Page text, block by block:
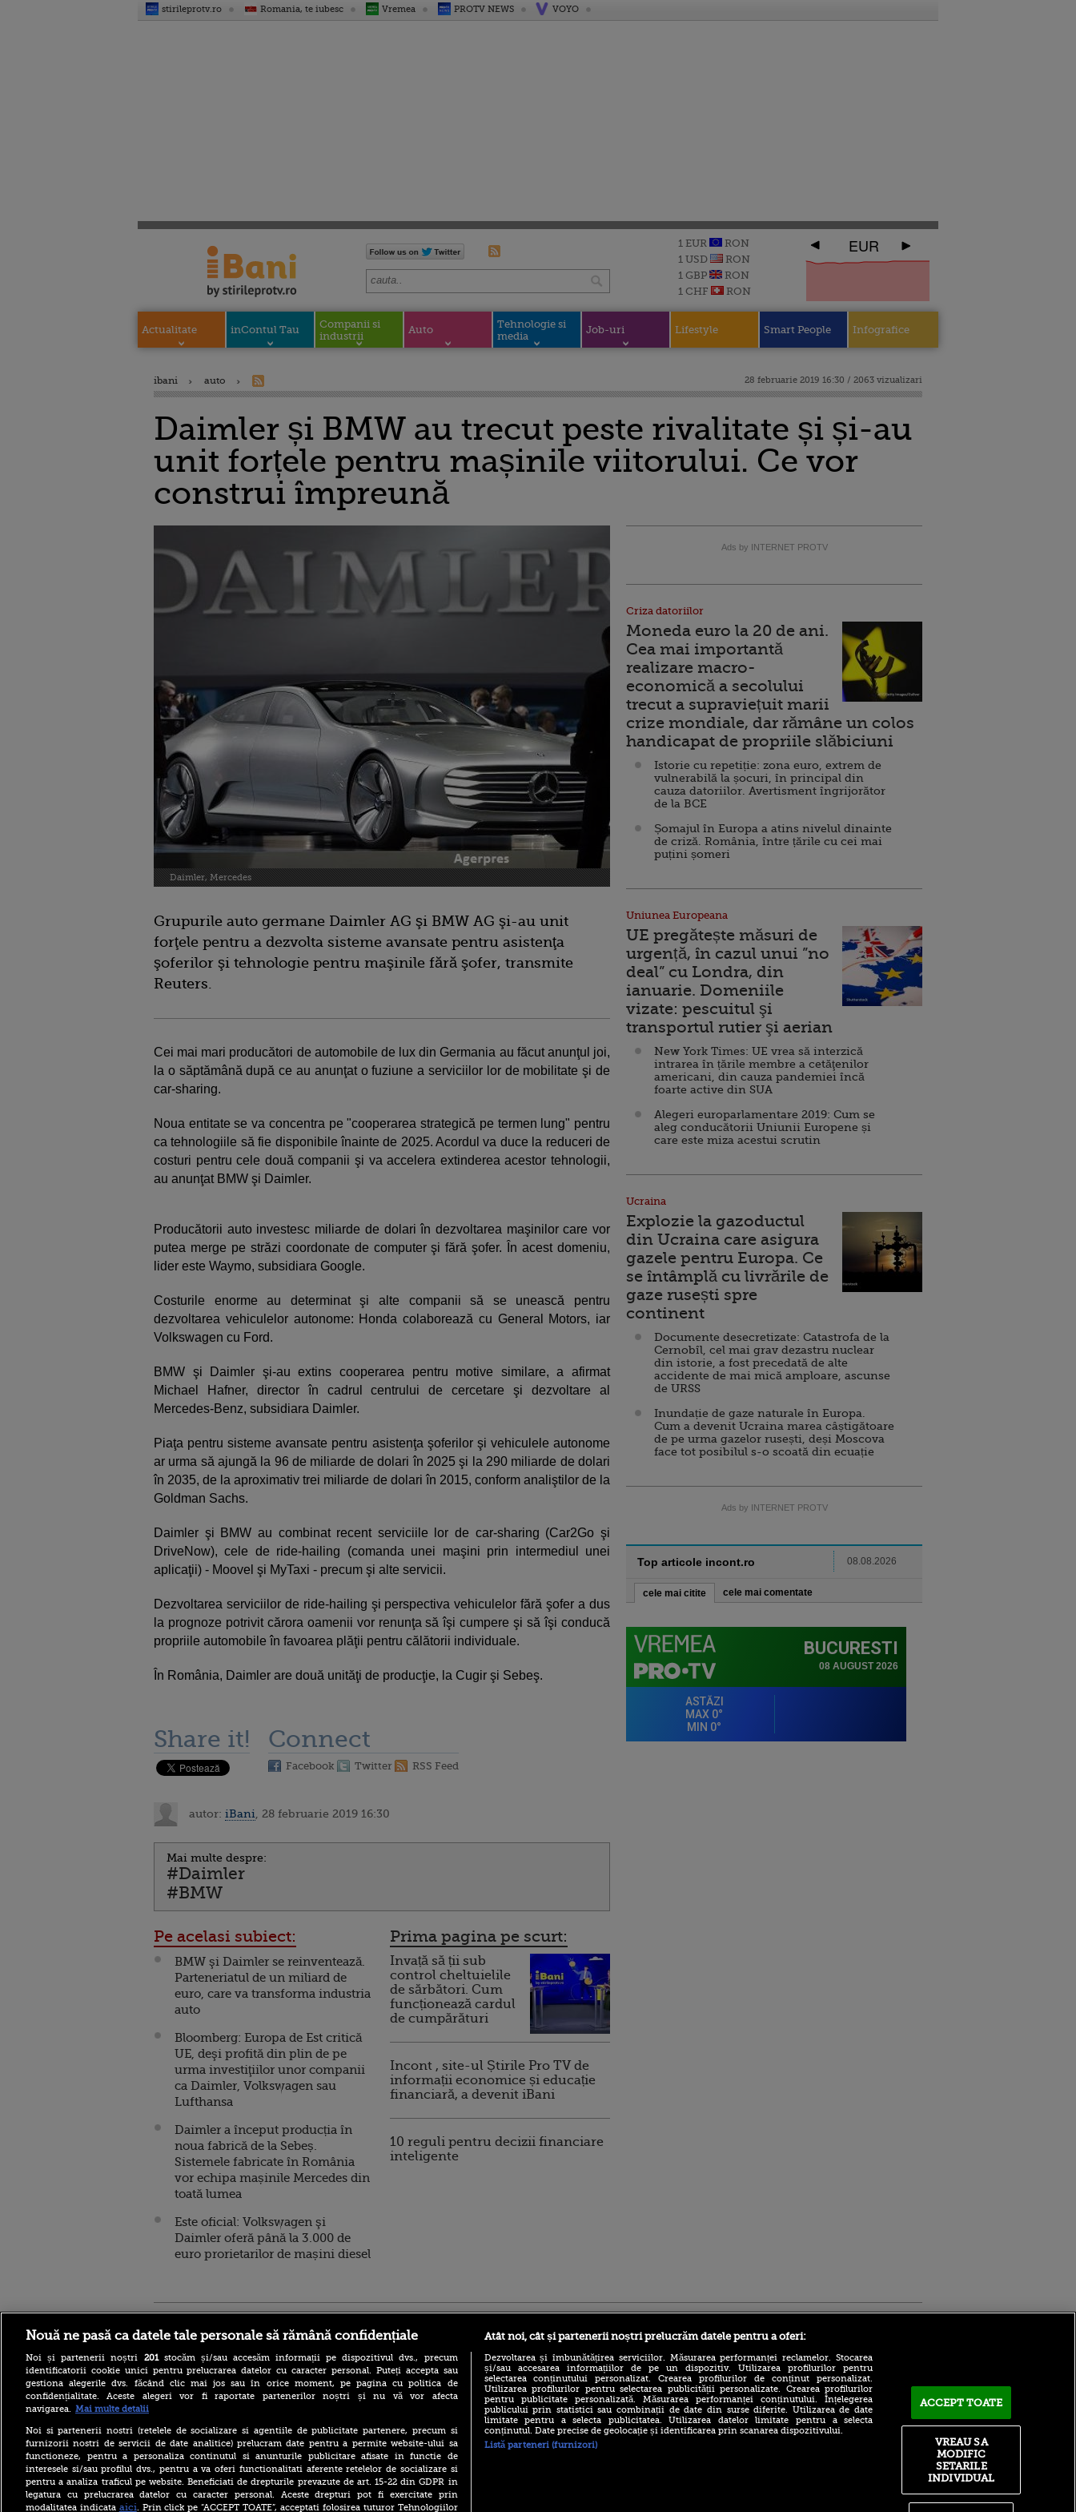
stirileprotv.ro Romania, te iubesc Vremea PROTV NEWS VOYO
1 EUR
RON
1 USD
RON
1 GBP
RON
1 CHF
RON
EUR
Actualitate inContul Tau
Companii si
industrii
Auto
Tehnologie si
media
Job-uri Lifestyle Smart People Infografice
ibani auto 28 februarie 2019 16:30 / 2063 vizualizari
Daimler și BMW au trecut peste rivalitate și și-au
unit forțele pentru mașinile viitorului. Ce vor
construi împreună
Daimler, Mercedes
Grupurile auto germane Daimler AG şi BMW AG şi-au unit
forţele pentru a dezvolta sisteme avansate pentru asistenţa
şoferilor şi tehnologie pentru maşinile fără şofer, transmite
Reuters.
Cei mai mari producători de automobile de lux din Germania au făcut anunţul joi,
la o săptămână după ce au anunţat o fuziune a serviciilor lor de mobilitate şi de
car-sharing.
Noua entitate se va concentra pe "cooperarea strategică pe termen lung" pentru
ca tehnologiile să fie disponibile înainte de 2025. Acordul va duce la reduceri de
costuri pentru cele două companii şi va accelera extinderea acestor tehnologii,
au anunţat BMW şi Daimler.
Producătorii auto investesc miliarde de dolari în dezvoltarea maşinilor care vor
putea merge pe străzi coordonate de computer şi fără şofer. În acest domeniu,
lider este Waymo, subsidiara Google.
Costurile enorme au determinat şi alte companii să se unească pentru
dezvoltarea vehiculelor autonome: Honda colaborează cu General Motors, iar
Volkswagen cu Ford.
BMW şi Daimler şi-au extins cooperarea pentru motive similare, a afirmat
Michael Hafner, director în cadrul centrului de cercetare şi dezvoltare al
Mercedes-Benz, subsidiara Daimler.
Piaţa pentru sisteme avansate pentru asistenţa şoferilor şi vehiculele autonome
ar urma să ajungă la 96 de miliarde de dolari în 2025 şi la 290 miliarde de dolari
în 2035, de la aproximativ trei miliarde de dolari în 2015, conform analiştilor de la
Goldman Sachs.
Daimler şi BMW au combinat recent serviciile lor de car-sharing (Car2Go şi
DriveNow), cele de ride-hailing (comanda unei maşini prin intermediul unei
aplicaţii) - Moovel şi MyTaxi - precum şi alte servicii.
Dezvoltarea serviciilor de ride-hailing şi perspectiva vehiculelor fără şofer a dus
la prognoze potrivit cărora oamenii vor renunţa să îşi cumpere şi să îşi conducă
propriile automobile în favoarea plăţii pentru călătorii individuale.
În România, Daimler are două unităţi de producţie, la Cugir şi Sebeş.
Share it! Connect
Facebook Twitter RSS Feed
autor: iBani , 28 februarie 2019 16:30
Mai multe despre:
#Daimler
#BMW
Pe acelasi subiect:
BMW şi Daimler se reinventează.
Parteneriatul de un miliard de
euro, care va transforma industria
auto
Bloomberg: Europa de Est critică
UE, deşi profită din plin de pe
urma investiţiilor unor companii
ca Daimler, Volkswagen sau
Lufthansa
Daimler a început producția în
noua fabrică de la Sebeș.
Sistemele fabricate în România
vor echipa mașinile Mercedes din
toată lumea
Este oficial: Volkswagen şi
Daimler oferă până la 3.000 de
euro prorietarilor de mașini diesel
Prima pagina pe scurt:
Invață să ții sub
control cheltuielile
de sărbători. Cum
funcționează cardul
de cumpărături
Incont , site-ul Știrile Pro TV de
informații economice și educație
financiară, a devenit iBani
10 reguli pentru decizii financiare
inteligente
Ads by INTERNET PROTV
Criza datoriilor
Moneda euro la 20 de ani.
Cea mai importantă
realizare macro-
economică a secolului
trecut a supraviețuit marii
crize mondiale, dar rămâne un colos
handicapat de propriile slăbiciuni
Istorie cu repetiție: zona euro, extrem de
vulnerabilă la șocuri, în principal din
cauza datoriilor. Avertisment îngrijorător
de la BCE
Șomajul în Europa a atins nivelul dinainte
de criză. România, între țările cu cei mai
puțini șomeri
Uniunea Europeana
UE pregătește măsuri de
urgență, în cazul unui ”no
deal” cu Londra, din
ianuarie. Domeniile
vizate: pescuitul şi
transportul rutier şi aerian
New York Times: UE vrea să interzică
intrarea în țările membre a cetăţenilor
americani, din cauza pandemiei încă
foarte active din SUA
Alegeri europarlamentare 2019: Cum se
aleg conducătorii Uniunii Europene și
care este miza acestui scrutin
Ucraina
Explozie la gazoductul
din Ucraina care asigura
gazele pentru Europa. Ce
se întâmplă cu livrările de
gaze rusești spre
continent
Documente desecretizate: Catastrofa de la
Cernobîl, cel mai grav dezastru nuclear
din istorie, a fost precedată de alte
accidente de mai mică amploare, ascunse
de URSS
Inundație de gaze naturale în Europa.
Cum a devenit Ucraina marea câștigătoare
de pe urma gazelor rusești, deși Moscova
face tot posibilul s-o scoată din ecuație
Ads by INTERNET PROTV
Top articole incont.ro 08.08.2026
cele mai citite cele mai comentate
urs din Suceava, surprins în
timp ce se scarpină de
copac, precum adevăratul
Baloo
Spania, măsură neașteptată
la frontiera cu Italia pe
fondul crizei migrației din
(P) Descoperă Lumea
Evenimentelor din România
Bogdan Lobonț și Robert
Niță sunt invitații lui Andrei
Nouă ne pasă ca datele tale personale să rămână confidențiale
Noi și partenerii noștri 201stocăm și/sau accesăm informații pe dispozitivul dvs., precum
identificatorii cookie unici pentru prelucrarea datelor cu caracter personal. Puteți accepta sau
gestiona alegerile dvs. făcând clic mai jos sau în orice moment, pe pagina cu politica de
confidențialitate. Aceste alegeri vor fi raportate partenerilor noștri și nu vă vor afecta
navigarea. Mai multe detalii
Noi si partenerii nostri (retelele de socializare si agentiile de publicitate partenere, precum si
furnizorii nostri de servicii de date analitice) prelucram date pentru a permite website-ului sa
functioneze, pentru a personaliza continutul si anunturile publicitare afisate in functie de
interesele si/sau profilul dvs., pentru a va oferi functionalitati aferente retelelor de socializare si
pentru a analiza traficul pe website. Beneficiati de drepturile prevazute de art. 15-22 din GDPR in
legatura cu prelucrarea datelor cu caracter personal. Aceste drepturi pot fi exercitate prin
modalitatea indicata aici. Prin click pe “ACCEPT TOATE”, acceptati folosirea tuturor Tehnologiilor
Atât noi, cât și partenerii noștri prelucrăm datele pentru a oferi:
Dezvoltarea și îmbunătățirea serviciilor. Măsurarea performanței reclamelor. Stocarea
și/sau accesarea informațiilor de pe un dispozitiv. Utilizarea profilurilor pentru
selectarea conținutului personalizat. Crearea profilurilor de conținut personalizat.
Utilizarea profilurilor pentru selectarea publicității personalizate. Crearea profilurilor
pentru publicitate personalizată. Măsurarea performanței conținutului. Înțelegerea
publicului prin statistici sau combinații de date din surse diferite. Utilizarea de date
limitate pentru a selecta publicitatea. Utilizarea datelor limitate pentru a selecta
conținutul. Date precise de geolocație și identificarea prin scanarea dispozitivului.
Listă parteneri (furnizori)
ACCEPT TOATE
VREAU SA
MODIFIC
SETARILE
INDIVIDUAL